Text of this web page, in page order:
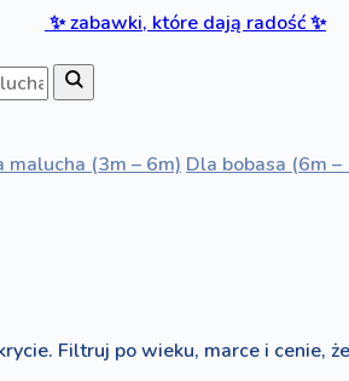
✨zabawki, które dają radość✨
malucha (3m – 6m) Dla bobasa (6m –
Filtruj po wieku, marce i cenie,